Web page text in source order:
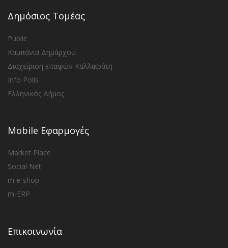
Δημόσιος Τομέας
Public
Καμπάνια Δημάρχου
Διαχείριση επαφών Καλλικράτη
Info Polis
Ελληνικός Δήμος
Mobile Εφαρμογές
Market Place
Social Net
m e-shop
m-ERP
Επικοινωνία